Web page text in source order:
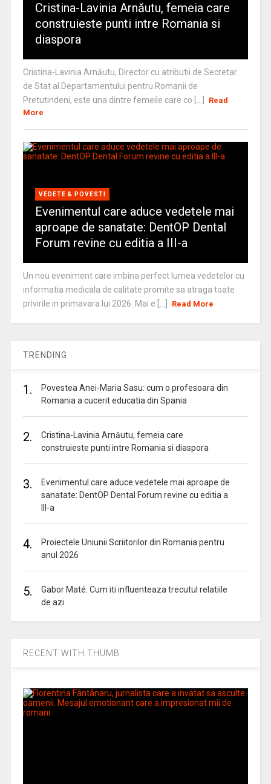
Cristina-Lavinia Arnăutu, femeia care
construieste punti intre Romania si
diaspora
Cristina-Lavinia Arnăutu, Director cu atributii de Secretar
de Stat al Departamentului pentru Romanii de
Pretutindeni, este una dintre femeile care co [...]
Read
More
VEDETE & POVESTI
Evenimentul care aduce vedetele mai
aproape de sanatate: DentOP Dental
Forum revine cu editia a III-a
Un nou eveniment care imbina perfect lumea vedetelor cu
informatia medicala de calitate promite sa atraga toate
privirile in primavara lui 2026. Mai e [...]
Read More
TRENDING
1.
Povestea Anei-Maria Sasu: cum o profesoara din
Romania a cucerit educatia din Spania
2.
Cristina-Lavinia Arnăutu, femeia care
construieste punti intre Romania si diaspora
3.
Evenimentul care aduce vedetele mai aproape de
sanatate: DentOP Dental Forum revine cu editia a
III-a
4.
Proiectele Uniunii Scriitorilor din Romania pentru
anul 2026
5.
Gabor Maté: Cum iti influenteaza trecutul relatiile
de azi
RECENT WITH THUMB